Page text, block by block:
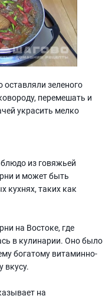
зеленого
перемешать и
украсить мелко
из говяжьей
и может быть
кухнях, таких как
на Востоке, где
в кулинарии. Оно было
богатому витаминно-
вкусу.
на